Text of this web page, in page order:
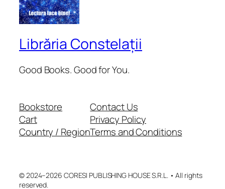
Librăria Constelații
Good Books. Good for You.
Bookstore
Cart
Country / Region
Contact Us
Privacy Policy
Terms and Conditions
© 2024–2026 CORESI PUBLISHING HOUSE S.R.L. • All rights
reserved.